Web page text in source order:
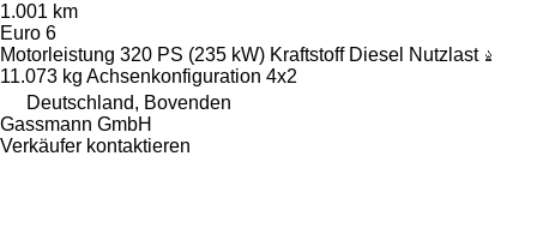
1.001 km
Euro 6
Motorleistung 320 PS (235 kW) Kraftstoff Diesel Nutzlast
11.073 kg Achsenkonfiguration 4x2
Deutschland, Bovenden
Gassmann GmbH
Verkäufer kontaktieren